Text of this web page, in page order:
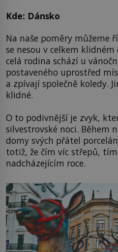
Kde: Dánsko
Na naše poměry můžeme
se nesou v celkem klidném
celá rodina schází u
postaveného uprostřed
a zpívají společně koledy.
klidné.
O to podivnější je zvyk,
silvestrovské noci. Během
domy svých přátel
totiž, že čím víc střepů,
nadcházejícím roce.